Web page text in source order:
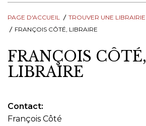
PAGE D'ACCUEIL
TROUVER UNE LIBRAIRIE
FRANÇOIS CÔTÉ, LIBRAIRE
FRANÇOIS CÔTÉ,
LIBRAIRE
Contact
François Côté